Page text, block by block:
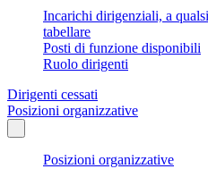
Incarichi dirigenziali, a
tabellare
Posti di funzione disponibili
Ruolo dirigenti
Dirigenti cessati
Posizioni organizzative
Posizioni organizzative